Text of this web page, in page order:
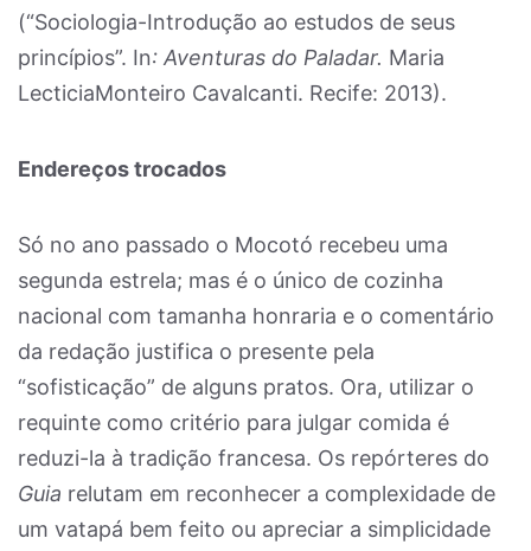
(“Sociologia-Introdução ao estudos de seus
princípios”. In: Aventuras do Paladar. Maria
LecticiaMonteiro Cavalcanti. Recife: 2013).
Endereços trocados
Só no ano passado o Mocotó recebeu uma
segunda estrela; mas é o único de cozinha
nacional com tamanha honraria e o comentário
da redação justifica o presente pela
“sofisticação” de alguns pratos. Ora, utilizar o
requinte como critério para julgar comida é
reduzi-la à tradição francesa. Os repórteres do
Guia relutam em reconhecer a complexidade de
um vatapá bem feito ou apreciar a simplicidade